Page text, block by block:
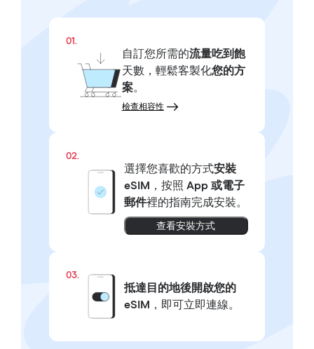
01.
自訂您所需的流量吃到飽
天數，輕鬆客製化您的方
案。
檢查相容性
02.
選擇您喜歡的方式安裝
eSIM
，按照 App 或電子
郵件裡的指南完成安裝。
查看安裝方式
03.
抵達目的地後開啟您的
eSIM
，即可立即連線。